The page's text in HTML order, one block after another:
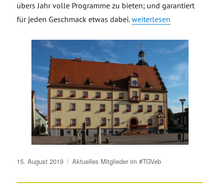
übers Jahr volle Programme zu bieten; und garantiert
für jeden Geschmack etwas dabei.„Stadtverwaltung und
weiterlesen
Veröffentlicht
15. August 2019 Aktuelles Mitglieder im #TGVeb